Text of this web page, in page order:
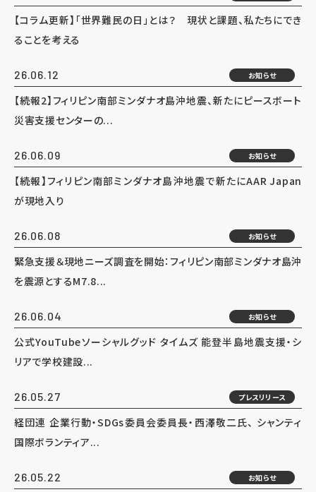
【コラム更新】「世界難民の日」とは？ 現状と課題、私たちにでき
ることを考える
26.06.12 お知らせ
【続報2】フィリピン南部ミンダナオ島沖地震、新たにピースボート
災害支援センターの...
26.06.09 お知らせ
【続報】フィリピン南部ミンダナオ島沖地震で新たにAAR Japan
が現地入り
26.06.08 お知らせ
緊急支援＆現地ニーズ調査を開始：フィリピン南部ミンダナオ島沖
を震源とするM7.8...
26.06.04 お知らせ
公式YouTubeソーシャルグッド タイムズ 能登半島地震支援・シ
リアで学校建設...
26.05.27 プレスリリース
経団連 企業行動・SDGs委員会委員長・西澤敬二氏、 シャンティ
国際ボランティア...
26.05.22 お知らせ